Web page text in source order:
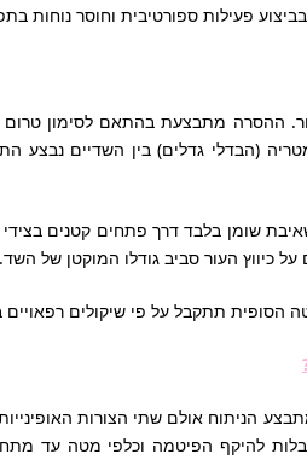
פעילות ספורטיבית וחוסר נוחות
ההסרה מתבצעת בהתאם לסימון טרום
(הבדלי גדלים) בין השדיים
שומן בלבד דרך פתחים קטנים
כיווץ העור סביב גודלו המוקטן של השד.
הסופית תתקבל על פי שיקולים רפאויים
הניתוח אולם שתי הצורות
להיקף הפיטמה וכלפי מטה עד